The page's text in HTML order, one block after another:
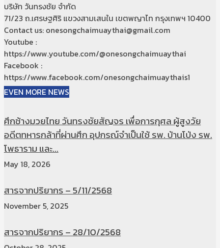
บริษัท วันทรงชัย จำกัด
71/23 ถ.เศรษฐศิริ แขวงสามเสนใน เขตพญาไท กรุงเทพฯ 10400
Contact us: onesongchaimuaythai@gmail.com
Youtube :
https://www.youtube.com/@onesongchaimuaythai
Facebook :
https://www.facebook.com/onesongchaimuaythais1
EVEN MORE NEWS
ศึกช้างมวยไทย วันทรงชัยสัญจร เพื่อการกุศล ผู้สูงวัย
อดีตทหารกล้าที่ผ่านศึก อุปกรณ์จำเป็นใช้ รพ. บ้านโป่ง รพ.
โพธาราม และ...
May 18, 2026
สารจากปริยากร – 5/11/2568
November 5, 2025
สารจากปริยากร – 28/10/2568